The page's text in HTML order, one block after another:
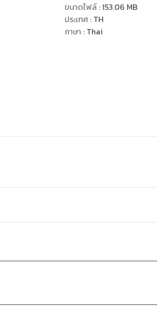
ขนาดไฟล์:153.06 MB
ประเทศ : TH
ภาษา : Thai